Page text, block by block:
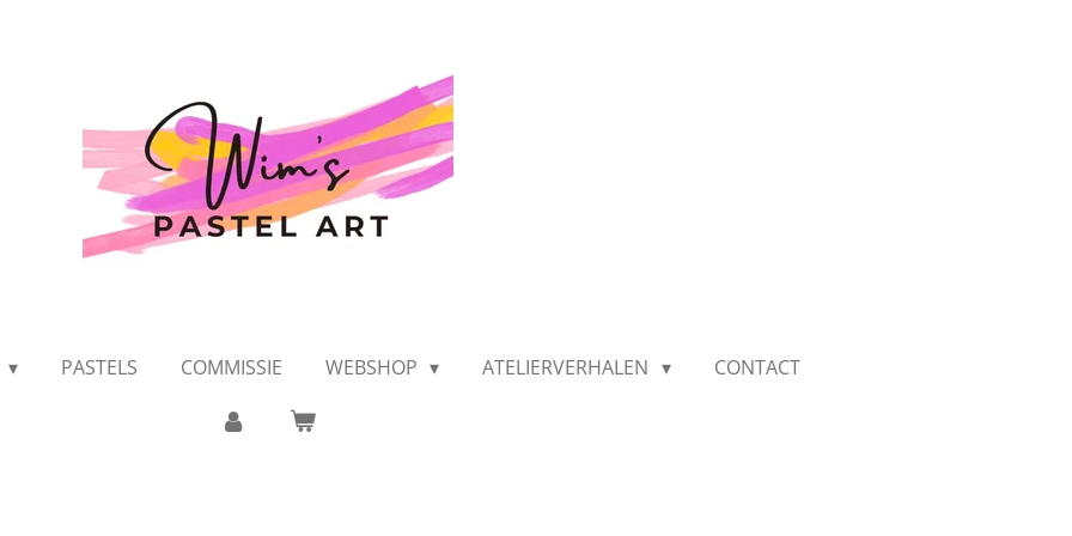
PASTELS COMMISSIE WEBSHOP ATELIERVERHALEN CONTACT